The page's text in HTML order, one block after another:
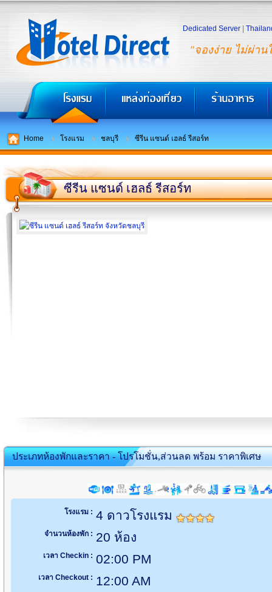
"จองง่าย ไม่ผ่าน
Dedicated Server
Home โรงแรม ชลบุรี ซีรีน แซนด์ เฮลธ์ รีสอร์ท
ซีรีน แซนด์ เฮลธ์ รีสอร์ท
ประเภทห้องพักและราคา - โปรโมชั่น,ส่วนลด พร้อม ราคาพิเศษ
โรงแรม : 4 ดาวโรงแรม
จำนวนห้องพัก : 20 ห้อง
เวลา Checkin : 02:00 PM
เวลา Checkout : 12:00 AM